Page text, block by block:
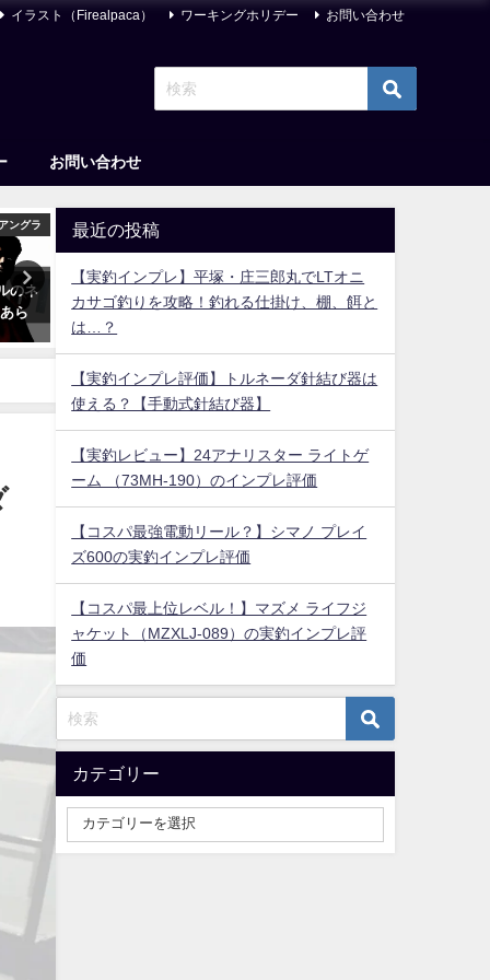
イラスト（Firealpaca） ワーキングホリデー お問い合わせ
お問い合わせ
ングラ
のネ
ら
新作『天国大魔境』なんだけ
ど…【面白くない…？】
ストフード漫画ばっか読ん
読め
2020年5月10日
最近の投稿
【実釣インプレ】平塚・庄三郎丸でLTオニ
カサゴ釣りを攻略！釣れる仕掛け、棚、餌と
は…？
【実釣インプレ評価】トルネーダ針結び器は
使える？【手動式針結び器】
【実釣レビュー】24アナリスター ライトゲ
ーム （73MH-190）のインプレ評価
【コスパ最強電動リール？】シマノ プレイ
ズ600の実釣インプレ評価
【コスパ最上位レベル！】マズメ ライフジ
ャケット（MZXLJ-089）の実釣インプレ評
価
カテゴリー